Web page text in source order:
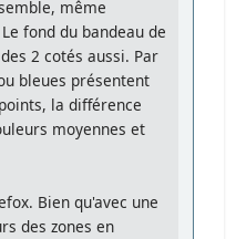
même
Le fond du bandeau de
2 cotés aussi. Par
bleues présentent
la différence
moyennes et
Bien qu'avec une
des zones en